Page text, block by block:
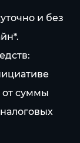
и без
от суммы